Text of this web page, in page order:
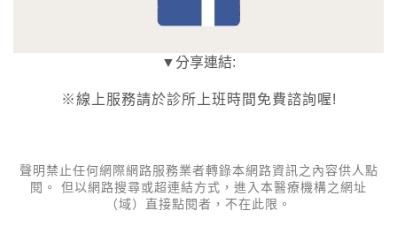
▼分享連結:
※線上服務請於診所上班時間免費諮詢喔!
聲明禁止任何網際網路服務業者轉錄本網路資訊之內容供人點
閱。 但以網路搜尋或超連結方式，進入本醫療機構之網址
（域）直接點閱者，不在此限。